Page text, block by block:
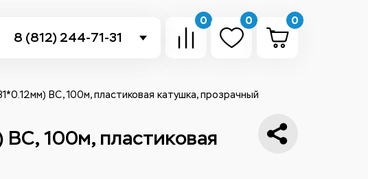
8 (812) 244-71-31
Написать в Telegram
0 0 0
BC, 100м, пластиковая катушка, прозрачный
100м, пластиковая